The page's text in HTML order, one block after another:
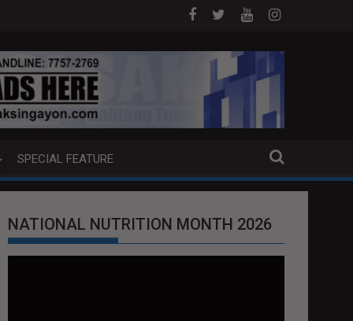
ANG EXTRADITION REQUEST NG U.S. LABAN KAY QUIBOLOY
MAHIGIT P21-M HALAGANG SMUGGLED
SPECIAL FEATURE
NATIONAL NUTRITION MONTH 2026